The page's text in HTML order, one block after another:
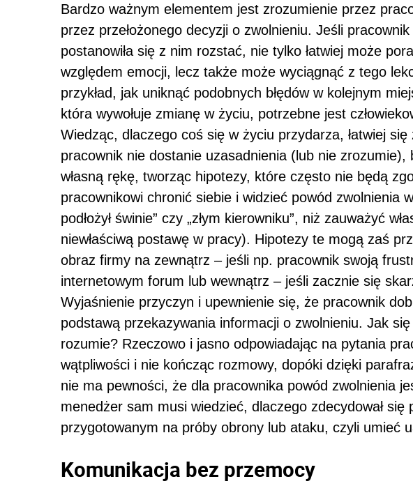
Bardzo ważnym elementem jest zrozumienie przez
przez przełożonego decyzji o zwolnieniu. Jeśli
postanowiła się z nim rozstać, nie tylko łatwiej może
względem emocji, lecz także może wyciągnąć z tego
przykład, jak uniknąć podobnych błędów w kolejnym
która wywołuje zmianę w życiu, potrzebne jest
Wiedząc, dlaczego coś się w życiu przydarza, łatwiej
pracownik nie dostanie uzasadnienia (lub nie zrozumie),
własną rękę, tworząc hipotezy, które często nie będą
pracownikowi chronić siebie i widzieć powód zwolnienia
podłożył świnie” czy „złym kierowniku”, niż zauważyć
niewłaściwą postawę w pracy). Hipotezy te mogą zaś
obraz firmy na zewnątrz – jeśli np. pracownik swoją
internetowym forum lub wewnątrz – jeśli zacznie się
Wyjaśnienie przyczyn i upewnienie się, że pracownik
podstawą przekazywania informacji o zwolnieniu. Jak
rozumie? Rzeczowo i jasno odpowiadając na pytania
wątpliwości i nie kończąc rozmowy, dopóki dzięki
nie ma pewności, że dla pracownika powód zwolnienia
menedżer sam musi wiedzieć, dlaczego zdecydował się
przygotowanym na próby obrony lub ataku, czyli umieć
Komunikacja bez przemocy